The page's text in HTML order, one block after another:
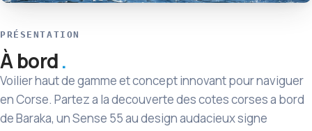
PRÉSENTATION
À bord
Voilier haut de gamme et concept innovant pour naviguer
en Corse. Partez a la decouverte des cotes corses a bord
de Baraka, un Sense 55 au design audacieux signe